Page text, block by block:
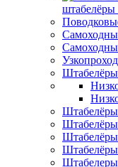
штабелёры
Штабелёры
Штабелёры
Штабелеры